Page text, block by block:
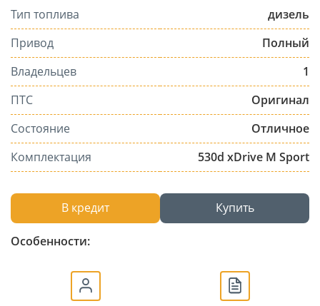
Тип топлива
дизель
Привод
Полный
Владельцев
1
ПТС
Оригинал
Состояние
Отличное
Комплектация
530d xDrive M Sport
В кредит Купить
Особенности: